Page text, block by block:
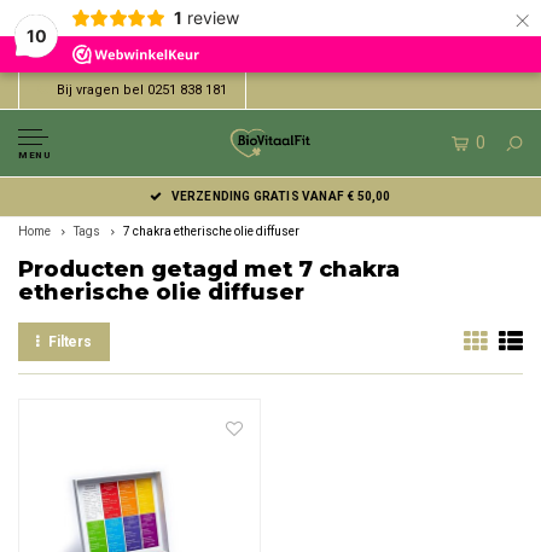
10
1 review ×
Bij vragen bel 0251 838 181
MENU
0
VERZENDING GRATIS VANAF € 50,00
Home Tags 7 chakra etherische olie diffuser
Producten getagd met 7 chakra
etherische olie diffuser
Filters